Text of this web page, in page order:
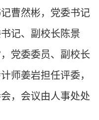
曹然彬，党委书记
记、副校长陈景
党委委员、副校长
师姜岩担任评委，
，会议由人事处处